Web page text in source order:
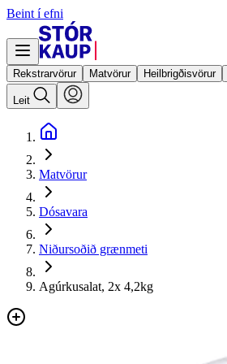
Beint í efni
Rekstrarvörur Matvörur Heilbrigðisvörur
Leit
Matvörur
Dósavara
Niðursoðið grænmeti
Agúrkusalat, 2x 4,2kg